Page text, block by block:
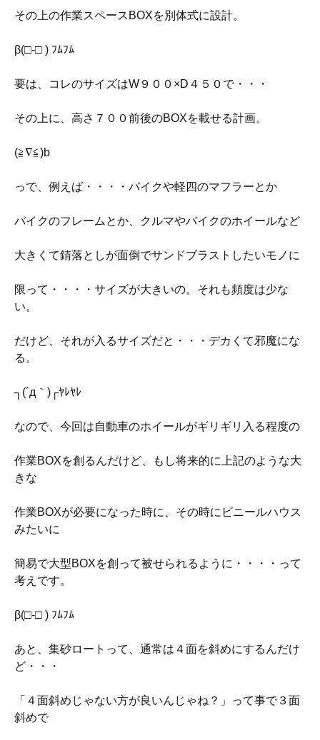
その上の作業スペースBOXを別体式に設計。
β(□-□ ) ﾌﾑﾌﾑ
要は、コレのサイズはW９００×D４５０で・・・
その上に、高さ７００前後のBOXを載せる計画。
(≧∇≦)b
っで、例えば・・・・バイクや軽四のマフラーとか
バイクのフレームとか、クルマやバイクのホイールなど
大きくて錆落としが面倒でサンドブラストしたいモノに
限って・・・・サイズが大きいの。それも頻度は少な
い。
だけど、それが入るサイズだと・・・デカくて邪魔にな
る。
┐(´д｀)┌ﾔﾚﾔﾚ
なので、今回は自動車のホイールがギリギリ入る程度の
作業BOXを創るんだけど、もし将来的に上記のような大
きな
作業BOXが必要になった時に、その時にビニールハウス
みたいに
簡易で大型BOXを創って被せられるように・・・・って
考えです。
β(□-□ ) ﾌﾑﾌﾑ
あと、集砂ロートって、通常は４面を斜めにするんだけ
ど・・・
「４面斜めじゃない方が良いんじゃね？」って事で３面
斜めで